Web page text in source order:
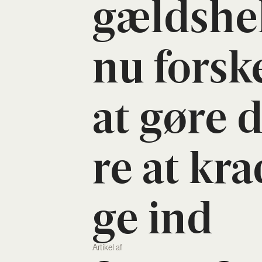
nu
at gøre
re at
ge ind
Artikel af